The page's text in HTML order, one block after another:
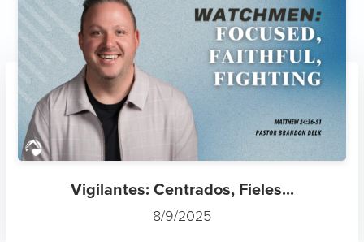
Vigilantes: Centrados, Fieles...
8/9/2025